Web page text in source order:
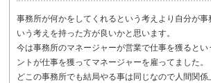
事務所が何かをしてくれるという考えより自分が事
いう考えを持った方が良いかと思います。
今は事務所のマネージャーが営業で仕事を獲ると
ントが仕事を獲ってマネージャーを雇ってました。
どこの事務所でも結局やる事は同じなので人間関